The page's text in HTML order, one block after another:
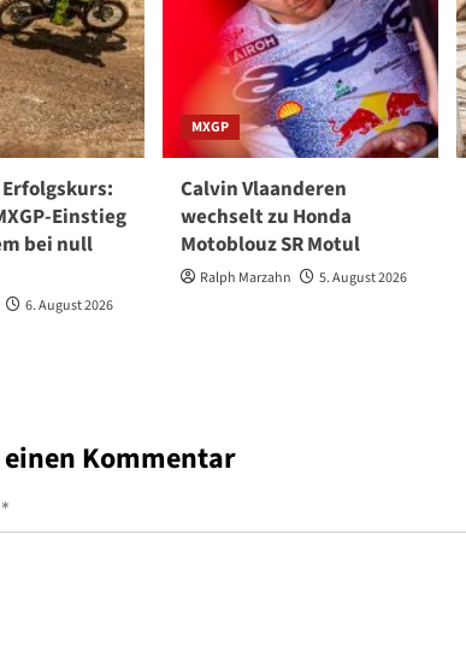
Einstieg
bei null
6. August 2026
MXGP
Calvin Vlaanderen
wechselt zu Honda
Motoblouz SR Motul
Ralph Marzahn 5. August 2026
Kommentar
*